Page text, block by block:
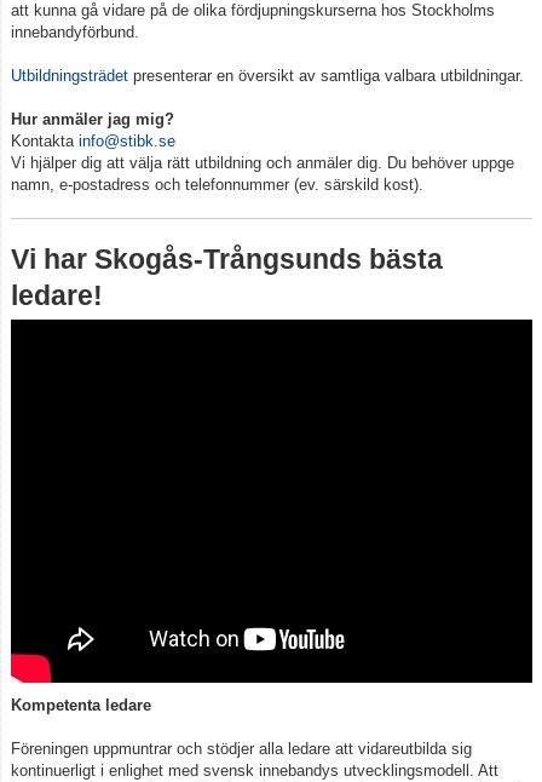
Kompetens
att kunna gå vidare på de olika fördjupningskurserna hos Stockholms
innebandyförbund.
Utbildningsträdet presenterar en översikt av samtliga valbara utbildningar.
Hur anmäler jag mig?
Kontakta info@stibk.se
Vi hjälper dig att välja rätt utbildning och anmäler dig. Du behöver uppge
namn, e-postadress och telefonnummer (ev. särskild kost).
Vi har Skogås-Trångsunds bästa
ledare!
Kompetenta ledare
Föreningen uppmuntrar och stödjer alla ledare att vidareutbilda sig
kontinuerligt i enlighet med svensk innebandys utvecklingsmodell. Att